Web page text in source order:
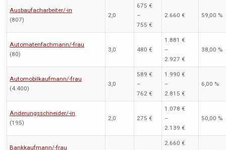
Ausbaufacharbeiter/-in
(807)
2,0
675 €
–
755 €
2.660 € 59,00 %
Automatenfachmann/-frau
(80)
3,0 480 €
1.881 €
–
2.927 €
38,00 %
Automobilkaufmann/-frau
(4.400)
3,0
589 €
–
762 €
1.990 €
–
2.815 €
6,00 %
Änderungsschneider/-in
(195)
2,0 275 €
1.078 €
–
2.139 €
50,00 %
Bankkaufmann/-frau
2.660 €